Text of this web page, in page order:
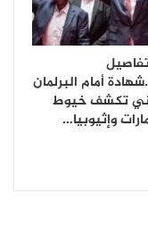
أمام البرلمان
تكشف خيوط
وإثيوبيا…